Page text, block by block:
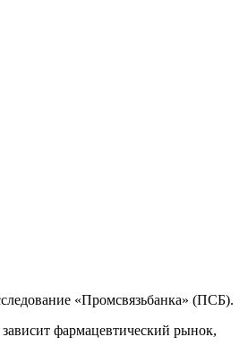
«Промсвязьбанка» (ПСБ).
фармацевтический рынок,